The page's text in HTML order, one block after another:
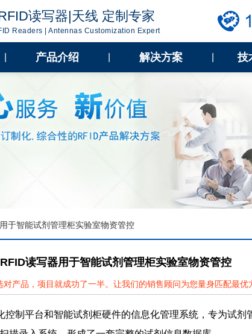
读写器|天线 定制专家
Readers | Antennas Customization Expert
产品介绍 解决方案 技
于智能试剂管理柜实验室物资管控
RFID读写器用于智能试剂管理柜实验室物资管控
产品，项目就成功了一半。让我们的销售顾问为您量身匹配最优
控制平台和智能试剂柜硬件的信息化管理系统，专为试剂